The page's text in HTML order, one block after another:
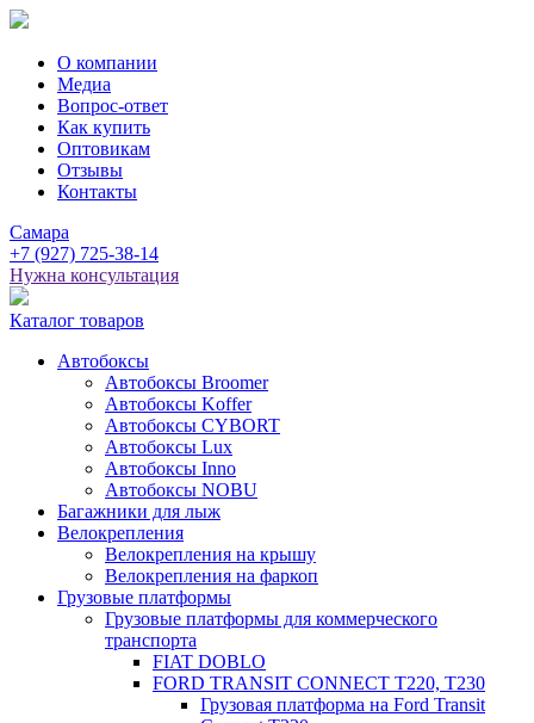
О компании
Медиа
Вопрос-ответ
Как купить
Оптовикам
Отзывы
Контакты
Самара
+7 (927) 725-38-14
Нужна консультация
Каталог товаров
Автобоксы
Автобоксы Broomer
Автобоксы Koffer
Автобоксы CYBORT
Автобоксы Lux
Автобоксы Inno
Автобоксы NOBU
Багажники для лыж
Велокрепления
Велокрепления на крышу
Велокрепления на фаркоп
Грузовые платформы
Грузовые платформы для коммерческого
транспорта
FIAT DOBLO
FORD TRANSIT CONNECT Т220, T230
Грузовая платформа на Ford Transit